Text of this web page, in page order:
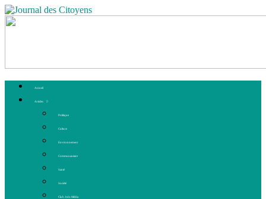
Accueil
Articles
Politique
Culture
Environnement
Communautaire
Santé
Société
Club Ado Média